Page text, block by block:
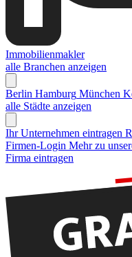
Immobilienmakler
alle Branchen anzeigen
Berlin Hamburg München
alle Städte anzeigen
Ihr Unternehmen eintragen
Firmen-Login Mehr zu
Firma eintragen